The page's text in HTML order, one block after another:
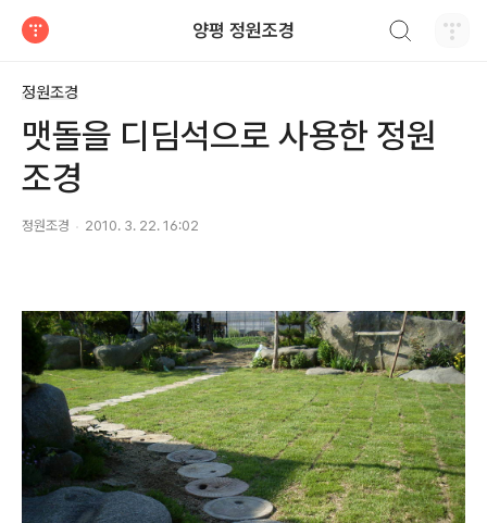
양평 정원조경
정원조경
맷돌을 디딤석으로 사용한 정원
조경
정원조경 2010. 3. 22. 16:02